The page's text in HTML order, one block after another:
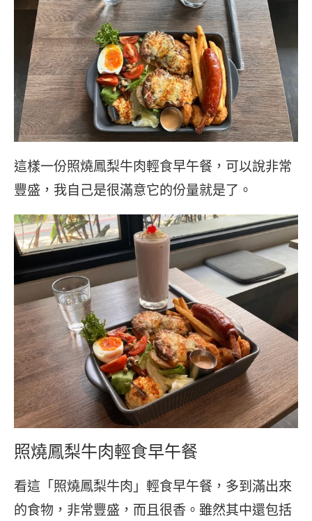
這樣一份照燒鳳梨牛肉輕食早午餐，可以說非常
豐盛，我自己是很滿意它的份量就是了。
照燒鳳梨牛肉輕食早午餐
看這「照燒鳳梨牛肉」輕食早午餐，多到滿出來
的食物，非常豐盛，而且很香。雖然其中還包括